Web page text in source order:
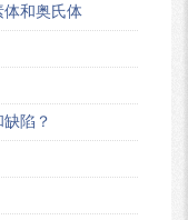
体和奥氏体
陷？